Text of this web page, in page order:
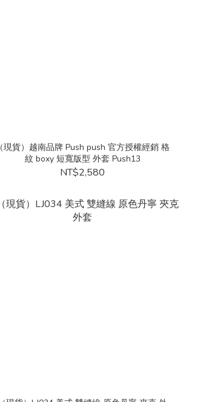
（現貨）越南品牌 Push push 官方授權經銷 格
紋 boxy 短寬版型 外套 Push13
NT$2,580